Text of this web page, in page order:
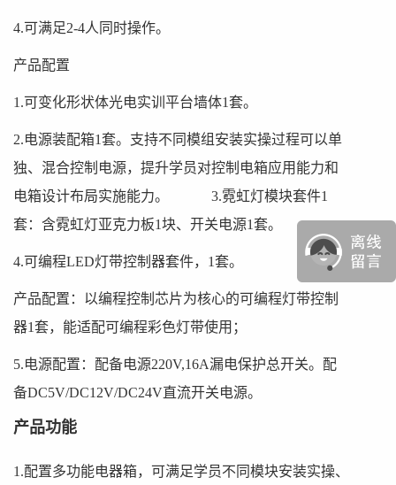
4.可满足2-4人同时操作。
产品配置
1.可变化形状体光电实训平台墙体1套。
2.电源装配箱1套。支持不同模组安装实操过程可以单
独、混合控制电源，提升学员对控制电箱应用能力和
电箱设计布局实施能力。 3.霓虹灯模块套件1
套：含霓虹灯亚克力板1块、开关电源1套。
4.可编程LED灯带控制器套件，1套。
产品配置：以编程控制芯片为核心的可编程灯带控制
器1套，能适配可编程彩色灯带使用；
5.电源配置：配备电源220V,16A漏电保护总开关。配
备DC5V/DC12V/DC24V直流开关电源。
产品功能
1.配置多功能电器箱，可满足学员不同模块安装实操、